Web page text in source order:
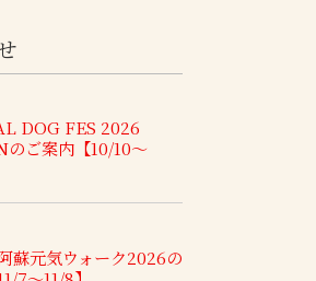
DOG FES 2026
ご案内【10/10～
蘇元気ウォーク2026の